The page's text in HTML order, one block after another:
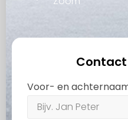
Voor- en